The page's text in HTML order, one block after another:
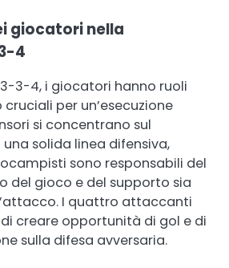
giocatori nella
4
3-4, i giocatori hanno ruoli
per un’esecuzione
si concentrano sul
solida linea difensiva,
sono responsabili del
del gioco e del supporto sia
I quattro attaccanti
creare opportunità di gol e di
sulla difesa avversaria.